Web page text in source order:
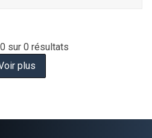
0 sur 0 résultats
plus